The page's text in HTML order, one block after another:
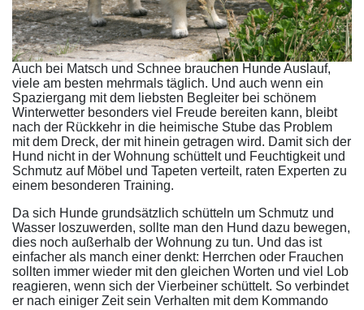
Auch bei Matsch und Schnee brauchen Hunde Auslauf,
viele am besten mehrmals täglich. Und auch wenn ein
Spaziergang mit dem liebsten Begleiter bei schönem
Winterwetter besonders viel Freude bereiten kann, bleibt
nach der Rückkehr in die heimische Stube das Problem
mit dem Dreck, der mit hinein getragen wird. Damit sich der
Hund nicht in der Wohnung schüttelt und Feuchtigkeit und
Schmutz auf Möbel und Tapeten verteilt, raten Experten zu
einem besonderen Training.
Da sich Hunde grundsätzlich schütteln um Schmutz und
Wasser loszuwerden, sollte man den Hund dazu bewegen,
dies noch außerhalb der Wohnung zu tun. Und das ist
einfacher als manch einer denkt: Herrchen oder Frauchen
sollten immer wieder mit den gleichen Worten und viel Lob
reagieren, wenn sich der Vierbeiner schüttelt. So verbindet
er nach einiger Zeit sein Verhalten mit dem Kommando